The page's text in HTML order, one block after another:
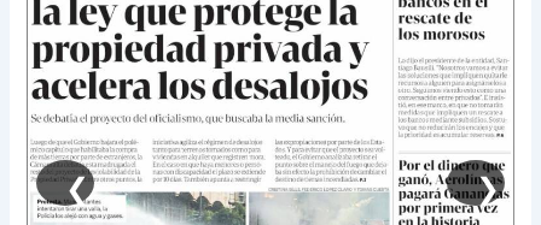
❮ ❯